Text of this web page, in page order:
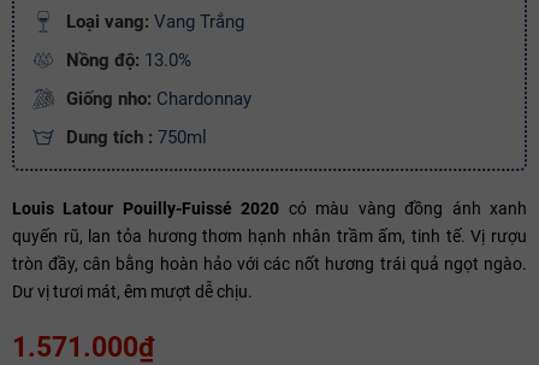
Loại vang: Vang Trắng
Nồng độ: 13.0%
Giống nho: Chardonnay
Dung tích : 750ml
Louis Latour Pouilly-Fuissé 2020 có màu vàng đồng ánh xanh
quyến rũ, lan tỏa hương thơm hạnh nhân trầm ấm, tinh tế. Vị rượu
tròn đầy, cân bằng hoàn hảo với các nốt hương trái quả ngọt ngào.
Dư vị tươi mát, êm mượt dễ chịu.
1.571.000₫
Copy mã và nhập mã ở trangTHANH TOÁN